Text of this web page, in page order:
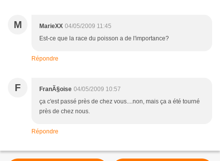
M MarieXX 04/05/2009 11:45
Est-ce que la race du poisson a de l'importance?
Répondre
F FranÃ§oise 04/05/2009 10:57
ça c'est passé près de chez vous....non, mais ça a été tourné
près de chez nous.
Répondre